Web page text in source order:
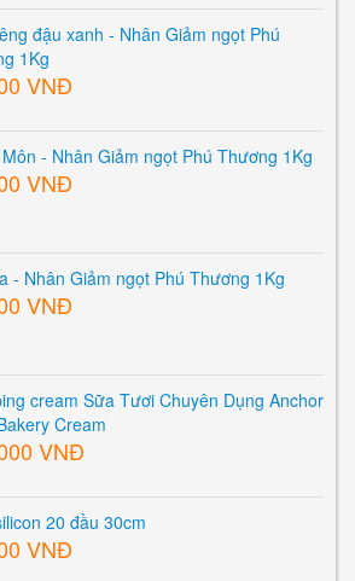
đậu xanh - Nhân Giảm ngọt Phú
1Kg
VNĐ
- Nhân Giảm ngọt Phú Thương 1Kg
VNĐ
- Nhân Giảm ngọt Phú Thương 1Kg
VNĐ
cream Sữa Tươi Chuyên Dụng Anchor
Cream
VNĐ
20 đầu 30cm
VNĐ